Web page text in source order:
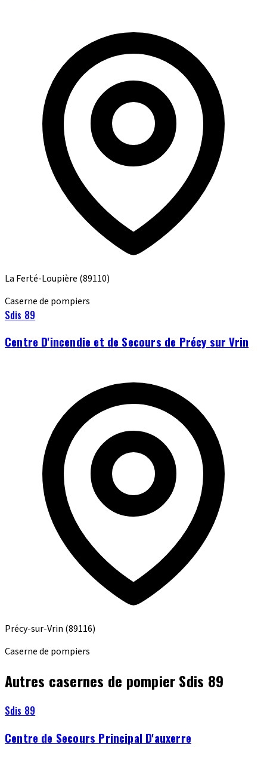
La Ferté-Loupière (89110)
Caserne de pompiers
Sdis 89
Centre D'incendie et de Secours de Précy sur Vrin
Précy-sur-Vrin (89116)
Caserne de pompiers
Autres casernes de pompier Sdis 89
Sdis 89
Centre de Secours Principal D'auxerre